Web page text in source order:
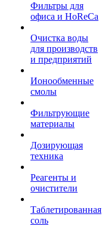
Фильтры для
офиса и HoReCa
Очистка воды
для производств
и предприятий
Ионообменные
смолы
Фильтрующие
материалы
Дозирующая
техника
Реагенты и
очистители
Таблетированная
соль